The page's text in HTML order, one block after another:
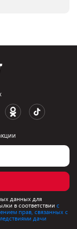
данных для
в соответствии с
прав, связанных с
дачи